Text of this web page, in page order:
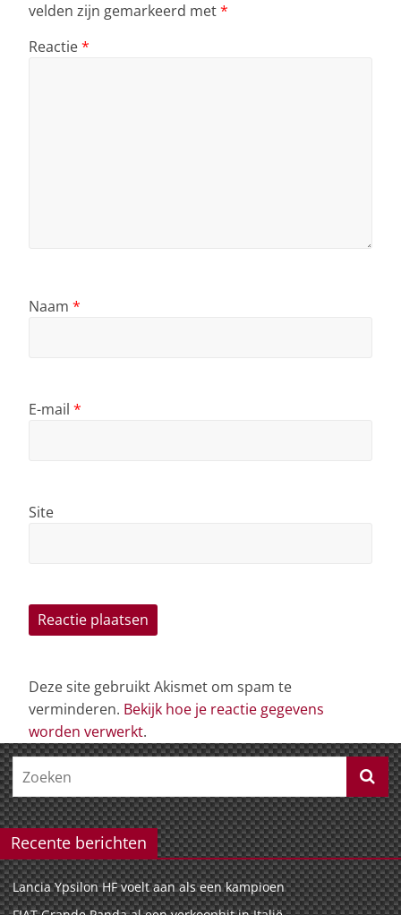
velden zijn gemarkeerd met*
Reactie*
Naam *
E-mail *
Site
Deze site gebruikt Akismet om spam te
verminderen. Bekijk hoe je reactie gegevens
worden verwerkt.
Recente berichten
Lancia Ypsilon HF voelt aan als een kampioen